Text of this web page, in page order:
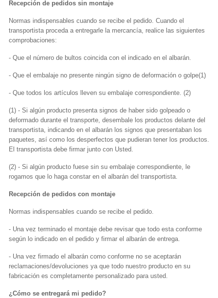
Recepción de pedidos sin montaje
Normas indispensables cuando se recibe el pedido. Cuando el
transportista proceda a entregarle la mercancía, realice las siguientes
comprobaciones:
- Que el número de bultos coincida con el indicado en el albarán.
- Que el embalaje no presente ningún signo de deformación o golpe(1)
- Que todos los artículos lleven su embalaje correspondiente. (2)
(1) - Si algún producto presenta signos de haber sido golpeado o
deformado durante el transporte, desembale los productos delante del
transportista, indicando en el albarán los signos que presentaban los
paquetes, así como los desperfectos que pudieran tener los productos.
El transportista debe firmar junto con Usted.
(2) - Si algún producto fuese sin su embalaje correspondiente, le
rogamos que lo haga constar en el albarán del transportista.
Recepción de pedidos con montaje
Normas indispensables cuando se recibe el pedido.
- Una vez terminado el montaje debe revisar que todo esta conforme
según lo indicado en el pedido y firmar el albarán de entrega.
- Una vez firmado el albarán como conforme no se aceptarán
reclamaciones/devoluciones ya que todo nuestro producto en su
fabricación es completamente personalizado para usted.
¿Cómo se entregará mi pedido?